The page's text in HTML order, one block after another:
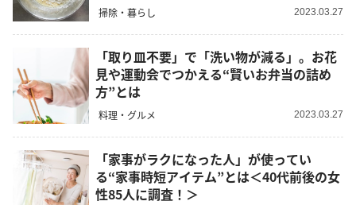
掃除・暮らし 2023.03.27
「取り皿不要」で「洗い物が減る」。お花
見や運動会でつかえる“賢いお弁当の詰め
方”とは
料理・グルメ 2023.03.27
「家事がラクになった人」が使ってい
る“家事時短アイテム”とは＜40代前後の女
性85人に調査！＞